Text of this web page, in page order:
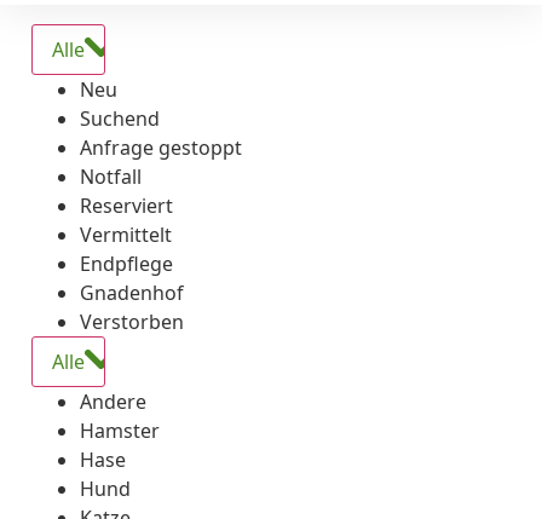
Alle
Neu
Suchend
Anfrage gestoppt
Notfall
Reserviert
Vermittelt
Endpflege
Gnadenhof
Verstorben
Alle
Andere
Hamster
Hase
Hund